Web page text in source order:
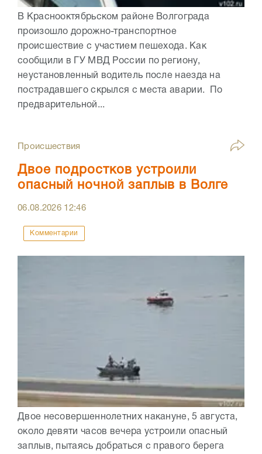
В Краснооктябрьском районе Волгограда
произошло дорожно-транспортное
происшествие с участием пешехода. Как
сообщили в ГУ МВД России по региону,
неустановленный водитель после наезда на
пострадавшего скрылся с места аварии. По
предварительной...
Происшествия
Двое подростков устроили
опасный ночной заплыв в Волге
06.08.2026 12:46
Комментарии
Двое несовершеннолетних накануне, 5 августа,
около девяти часов вечера устроили опасный
заплыв, пытаясь добраться с правого берега